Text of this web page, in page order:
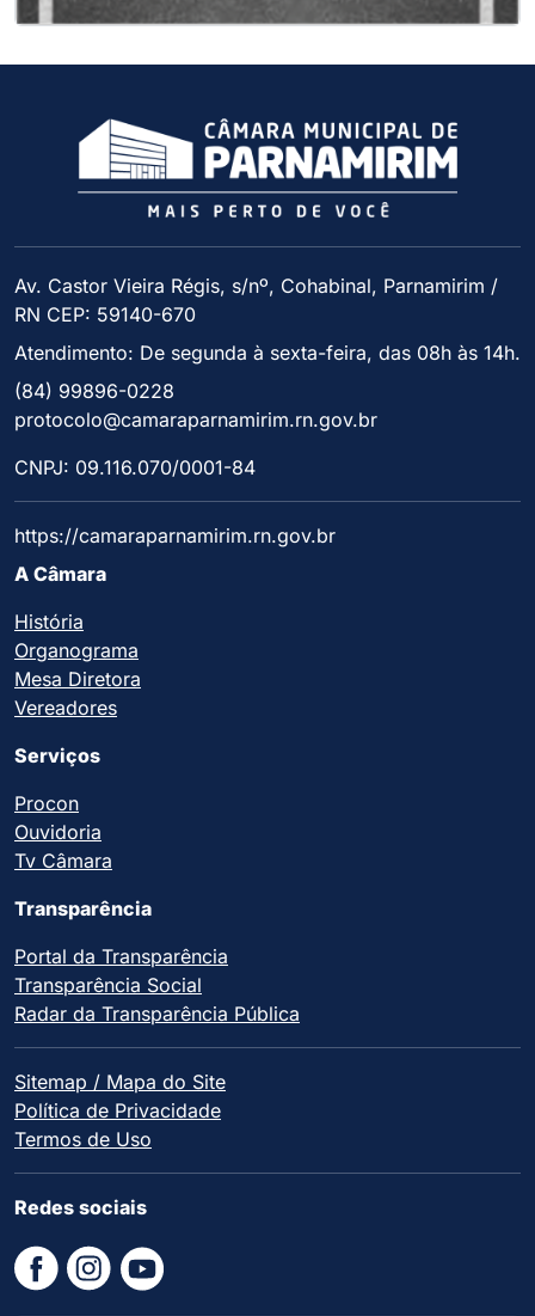
Av. Castor Vieira Régis, s/nº, Cohabinal, Parnamirim /
RN CEP: 59140-670
Atendimento: De segunda à sexta-feira, das 08h às 14h.
(84) 99896-0228
protocolo@camaraparnamirim.rn.gov.br
CNPJ: 09.116.070/0001-84
https://camaraparnamirim.rn.gov.br
A Câmara
História
Organograma
Mesa Diretora
Vereadores
Serviços
Procon
Ouvidoria
Tv Câmara
Transparência
Portal da Transparência
Transparência Social
Radar da Transparência Pública
Sitemap / Mapa do Site
Política de Privacidade
Termos de Uso
Redes sociais